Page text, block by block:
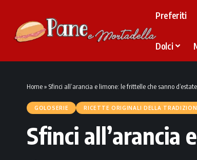
Preferiti
Dolci
Home» Sfinci all’arancia e limone: le frittelle che sanno
GOLOSERIE RICETTE ORIGINALI DELLA
Sfinci all’arancia